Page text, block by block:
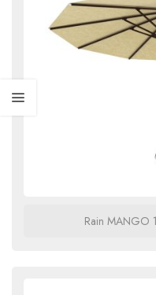
Rain MANGO